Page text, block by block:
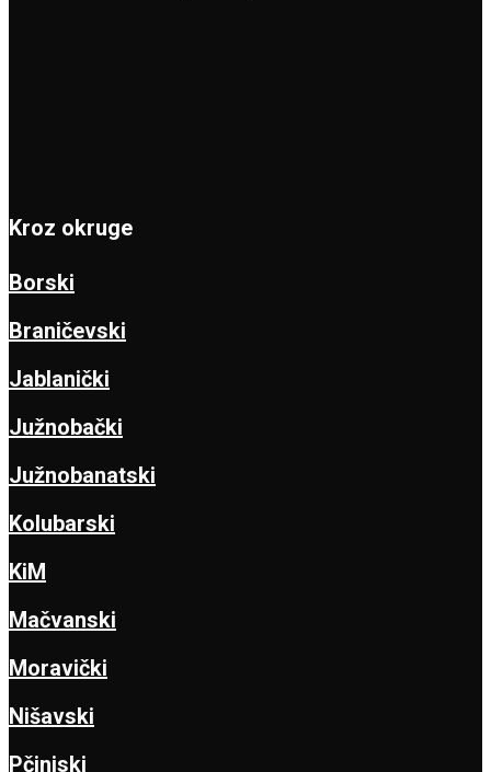
Kroz okruge
Borski
Braničevski
Jablanički
Južnobački
Južnobanatski
Kolubarski
KiM
Mačvanski
Moravički
Nišavski
Pčinjski